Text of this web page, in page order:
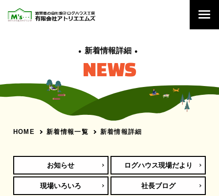
新着情報詳細
NEWS
HOME 新着情報一覧 新着情報詳細
お知らせ ログハウス現場だより
現場いろいろ 社長ブログ